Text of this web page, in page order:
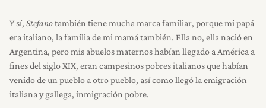
Y sí, Stefanotambién tiene mucha marca familiar, porque mi papá
era italiano, la familia de mi mamá también. Ella no, ella nació en
Argentina, pero mis abuelos maternos habían llegado a América a
fines del siglo XIX, eran campesinos pobres italianos que habían
venido de un pueblo a otro pueblo, así como llegó la emigración
italiana y gallega, inmigración pobre.